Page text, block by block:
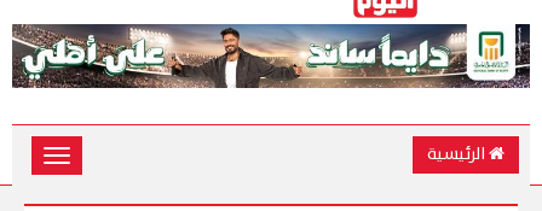
الرئيسية
Toggle